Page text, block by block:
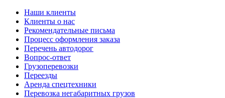
Наши клиенты
Клиенты о нас
Рекомендательные письма
Процесс оформления заказа
Перечень автодорог
Вопрос-ответ
Грузоперевозки
Переезды
Аренда спецтехники
Перевозка негабаритных грузов